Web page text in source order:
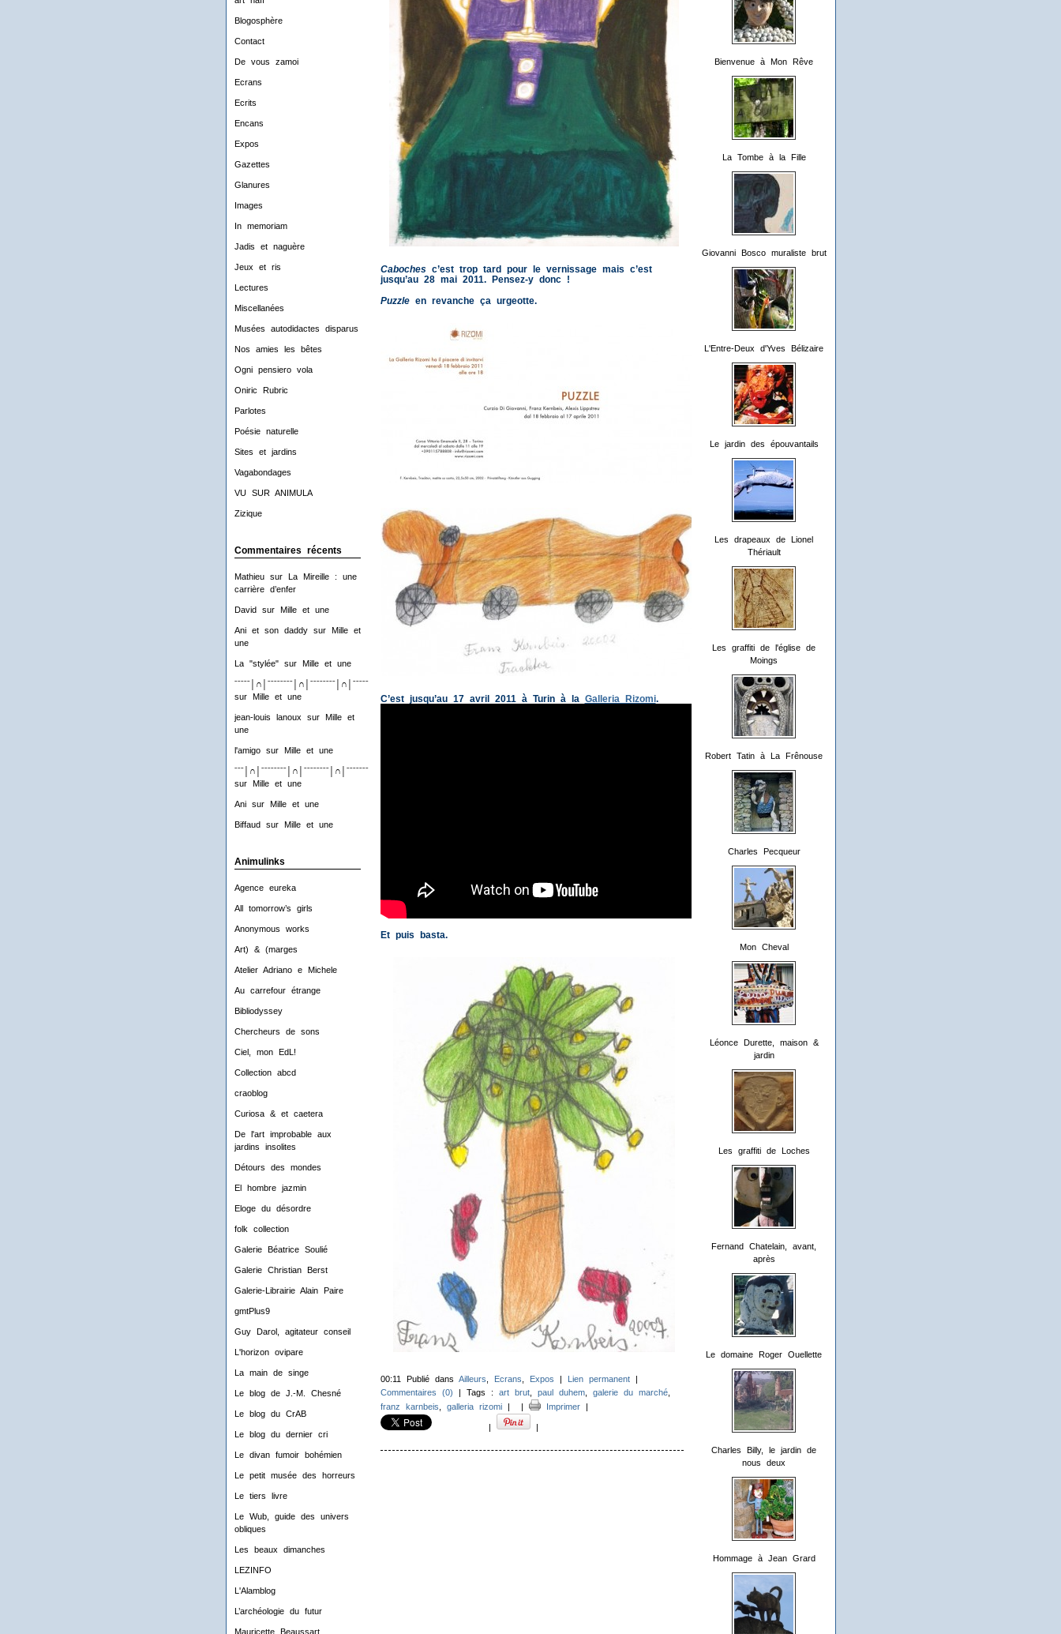
Blogosphère
Contact
De vous zamoi
Ecrans
Ecrits
Encans
Expos
Gazettes
Glanures
Images
In memoriam
Jadis et naguère
Jeux et ris
Lectures
Miscellanées
Musées autodidactes disparus
Nos amies les bêtes
Ogni pensiero vola
Oniric Rubric
Parlotes
Poésie naturelle
Sites et jardins
Vagabondages
VU SUR ANIMULA
Zizique
Commentaires récents
Mathieusur
La Mireille : une
carrière d’enfer
David sur Mille et une
Ani et son daddysur
Mille et
une
La "stylée"sur Mille et une
ˉˉˉˉˉ│∩│ˉˉˉˉˉˉˉˉ│∩│ˉˉˉˉˉˉˉˉ│∩│ˉˉˉˉˉˉˉˉ│∩│ˉˉˉˉ
sur
Mille et une
jean-louis lanoux sur
Mille et
une
l'amigosur Mille et une
ˉˉˉ│∩│ˉˉˉˉˉˉˉˉ│∩│ˉˉˉˉˉˉˉˉ│∩│ˉˉˉˉˉˉˉˉ│∩│ˉˉˉ
sur
Mille et une
Anisur Mille et une
Biffaud sur Mille et une
Animulinks
Agence eureka
All tomorrow’s girls
Anonymous works
Art) & (marges
Atelier Adriano e Michele
Au carrefour étrange
Bibliodyssey
Chercheurs de sons
Ciel, mon EdL!
Collection abcd
craoblog
Curiosa & et caetera
De l'art improbable aux
jardins insolites
Détours des mondes
El hombre jazmin
Eloge du désordre
folk collection
Galerie Béatrice Soulié
Galerie Christian Berst
Galerie-Librairie Alain Paire
gmtPlus9
Guy Darol, agitateur conseil
L'horizon ovipare
La main de singe
Le blog de J.-M. Chesné
Le blog du CrAB
Le blog du dernier cri
Le divan fumoir bohémien
Le petit musée des horreurs
Le tiers livre
Le Wub, guide des univers
obliques
Les beaux dimanches
LEZINFO
L'Alamblog
L’archéologie du futur
Mauricette Beaussart
Bienvenue à Mon Rêve
La Tombe à la Fille
Giovanni Bosco muraliste brut
L'Entre-Deux d'Yves Bélizaire
Le jardin des épouvantails
Les drapeaux de Lionel
Thériault
Les graffiti de l'église de
Moings
Robert Tatin à La Frênouse
Charles Pecqueur
Mon Cheval
Léonce Durette, maison &
jardin
Les graffiti de Loches
Fernand Chatelain, avant,
après
Le domaine Roger Ouellette
Charles Billy, le jardin de
nous deux
Hommage à Jean Grard
Cabochesc’est trop tard pour le vernissage mais c’est
jusqu’au 28 mai 2011. Pensez-y donc !
Puzzleen revanche ça urgeotte.
C’est jusqu’au 17 avril 2011 à Turin à la Galleria Rizomi.
Et puis basta.
00:11 Publié dans Ailleurs Ecrans Expos | Lien permanent|
Commentaires (0) | Tags : art brut, paul duhem, galerie du marché,
franz karnbeis
galleria rizomi| | Imprimer|
| |